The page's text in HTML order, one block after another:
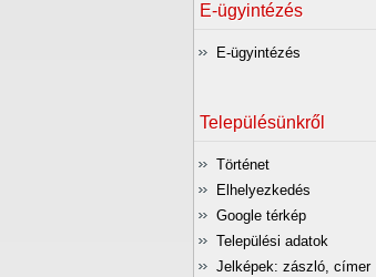
E-ügyintézés
E-ügyintézés
Településünkről
Történet
Elhelyezkedés
Google térkép
Települési adatok
Jelképek: zászló, címer